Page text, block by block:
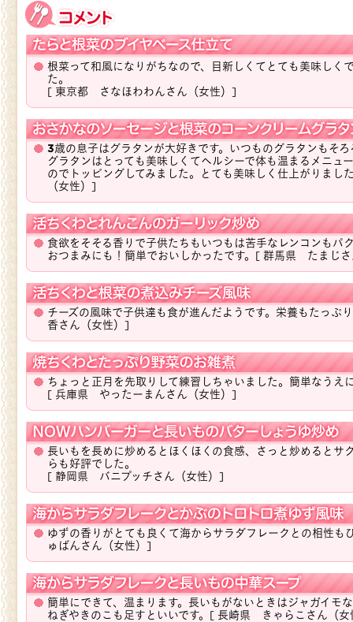
根菜って和風になりがちなので、目新しくてとても美味しく
た。
[ 東京都 さなほわわんさん（女性）]
3歳の息子はグラタンが大好きです。いつものグラタンもそ
グラタンはとっても美味しくてヘルシーで体も温まるメニュ
のでトッピングしてみました。とても美味しく仕上がりまし
（女性）]
食欲をそそる香りで子供たちもいつもは苦手なレンコンもパ
おつまみにも！簡単でおいしかったです。 [ 群馬県 たまじさ
チーズの風味で子供達も食が進んだようです。栄養もたっぷ
香さん（女性）]
ちょっと正月を先取りして練習しちゃいました。簡単なうえ
[ 兵庫県 やったーまんさん（女性）]
長いもを長めに炒めるとほくほくの食感、さっと炒めるとサ
らも好評でした。
[ 静岡県 バニプッチさん（女性）]
ゆずの香りがとても良くて海からサラダフレークとの相性も
ゅばんさん（女性）]
簡単にできて、温まります。長いもがないときはジャガイモ
ねぎやきのこも足すといいです。 [ 長崎県 きゃらこさん（女